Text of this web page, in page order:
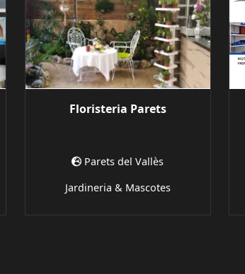
Floristeria Parets
Parets del Vallès
Jardineria & Mascotes